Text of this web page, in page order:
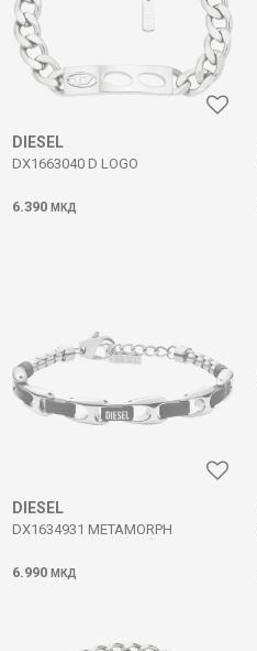
DIESEL
DX1663040 D LOGO
6.390 МКД
DIESEL
DX1634931 METAMORPH
6.990 МКД